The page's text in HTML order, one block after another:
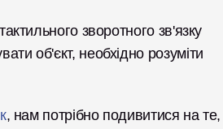
зворотного зв'язку
об'єкт, необхідно розуміти
, нам потрібно подивитися на те,